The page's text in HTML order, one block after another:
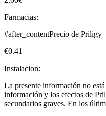
Farmacias:
#after_contentPrecio de Priligy
€0.41
Instalacion:
La presente información no
información y los efectos de
secundarios graves. En los